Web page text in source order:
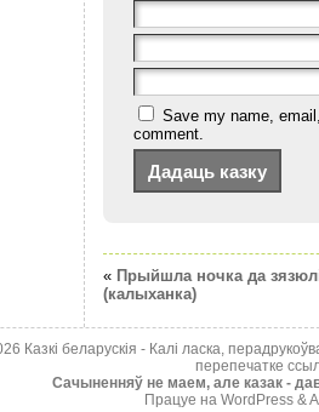
Save my name,
comment.
« Прыйшла ночка да
(калыханка)
Казкі беларускія - Калі ласка,
перепечатке
Cачыненняў не маем, але казак -
Працуе на WordPress &